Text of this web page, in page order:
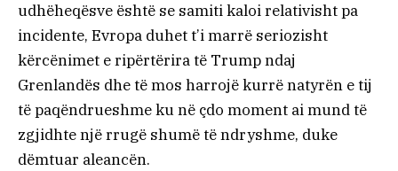
udhëheqësve është se samiti kaloi relativisht pa
incidente, Evropa duhet t’i marrë seriozisht
kërcënimet e ripërtërira të Trump ndaj
Grenlandës dhe të mos harrojë kurrë natyrën e tij
të paqëndrueshme ku në çdo moment ai mund të
zgjidhte një rrugë shumë të ndryshme, duke
dëmtuar aleancën.